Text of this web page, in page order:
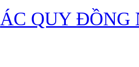
ÁC QUY ĐỒNG